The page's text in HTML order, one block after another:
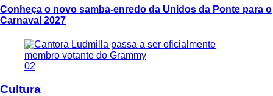
Conheça o novo samba-enredo da Unidos da Ponte para o
Carnaval 2027
02
Cultura